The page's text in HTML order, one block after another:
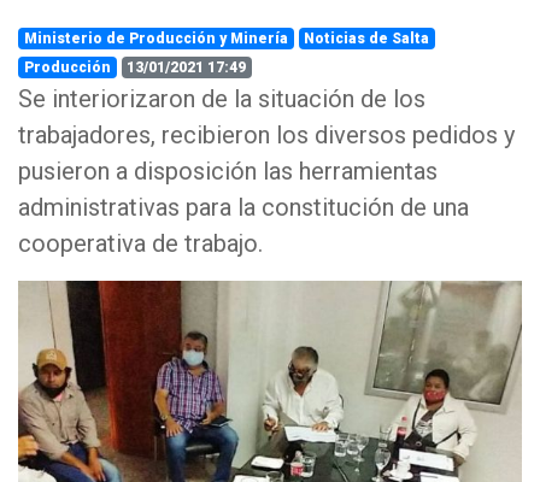
Ministerio de Producción y Minería
Noticias de Salta
Producción
13/01/2021 17:49
Se interiorizaron de la situación de los
trabajadores, recibieron los diversos pedidos y
pusieron a disposición las herramientas
administrativas para la constitución de una
cooperativa de trabajo.